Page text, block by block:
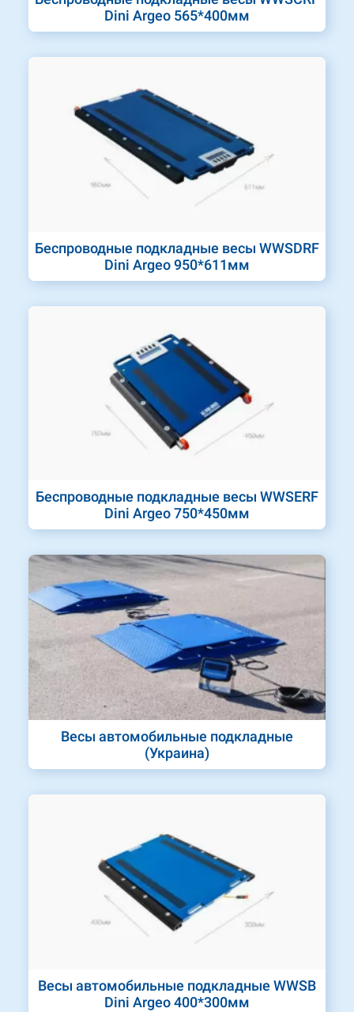
Dini Argeo 565*400мм
Беспроводные подкладные весы WWSDRF
Dini Argeo 950*611мм
Беспроводные подкладные весы WWSERF
Dini Argeo 750*450мм
Весы автомобильные подкладные
(Украина)
Весы автомобильные подкладные WWSB
Dini Argeo 400*300мм